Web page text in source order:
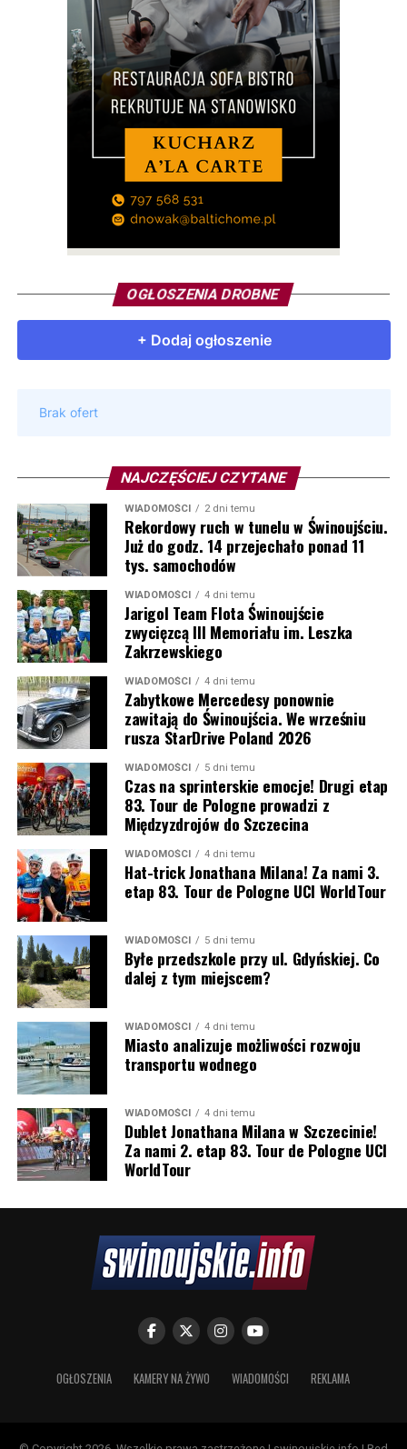
OGŁOSZENIA DROBNE
NAJCZĘŚCIEJ CZYTANE
WIADOMOŚCI 2 dni temu
Rekordowy ruch w tunelu w Świnoujściu.
Już do godz. 14 przejechało ponad 11
tys. samochodów
WIADOMOŚCI 4 dni temu
Jarigol Team Flota Świnoujście
zwycięzcą III Memoriału im. Leszka
Zakrzewskiego
WIADOMOŚCI 4 dni temu
Zabytkowe Mercedesy ponownie
zawitają do Świnoujścia. We wrześniu
rusza StarDrive Poland 2026
WIADOMOŚCI 5 dni temu
Czas na sprinterskie emocje! Drugi etap
83. Tour de Pologne prowadzi z
Międzyzdrojów do Szczecina
WIADOMOŚCI 4 dni temu
Hat-trick Jonathana Milana! Za nami 3.
etap 83. Tour de Pologne UCI WorldTour
WIADOMOŚCI 5 dni temu
Byłe przedszkole przy ul. Gdyńskiej. Co
dalej z tym miejscem?
WIADOMOŚCI 4 dni temu
Miasto analizuje możliwości rozwoju
transportu wodnego
WIADOMOŚCI 4 dni temu
Dublet Jonathana Milana w Szczecinie!
Za nami 2. etap 83. Tour de Pologne UCI
WorldTour
OGŁOSZENIA KAMERY NA ŻYWO WIADOMOŚCI REKLAMA